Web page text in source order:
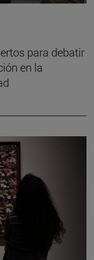
para debatir
en la